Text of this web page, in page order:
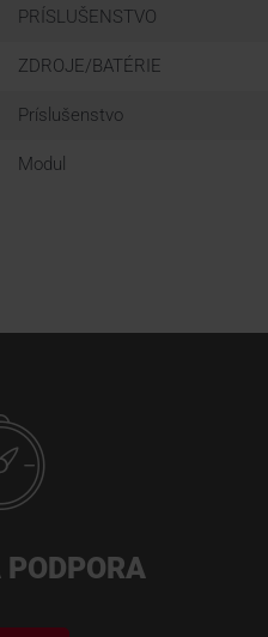
PRÍSLUŠENSTVO
ZDROJE/BATÉRIE
Príslušenstvo
Modul